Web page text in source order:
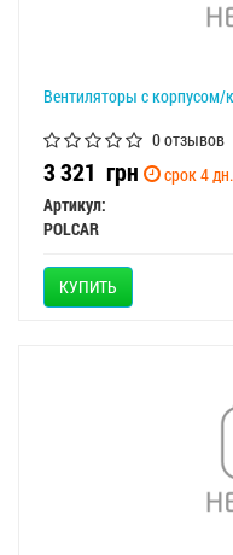
Вентиляторы с корпусом/
0 отзывов
3 321 грн
срок 4 дн.
Артикул:
POLCAR
КУПИТЬ